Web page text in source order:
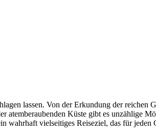
lassen. Von der Erkundung der reichen
atemberaubenden Küste gibt es unzählige
vielseitiges Reiseziel, das für jeden